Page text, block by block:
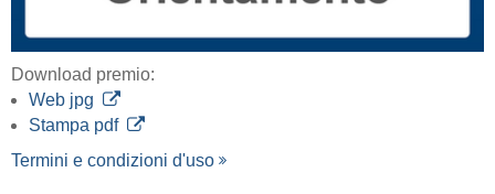
Download premio:
Web jpg
Stampa pdf
Termini e condizioni d'uso